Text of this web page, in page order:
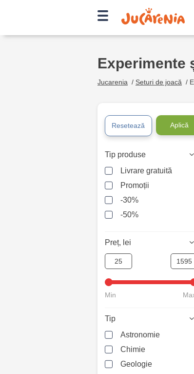
Experimente
Jucarenia / Seturi de joacă /
Resetează Aplică
Tip produse
Livrare gratuită
Promoții
-30%
-50%
Preț, lei
Min
Tip
Astronomie
Chimie
Geologie